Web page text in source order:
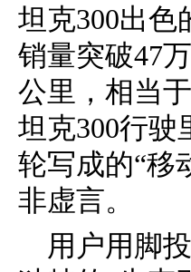
坦克300出色
销量突破47
公里，相当
坦克300行驶
轮写成的“移
非虚言。
用户用脚